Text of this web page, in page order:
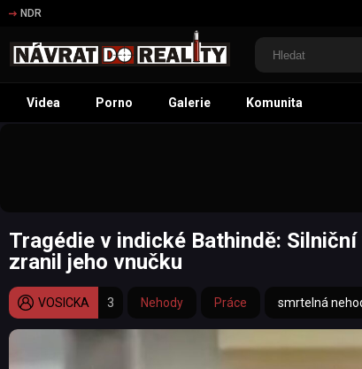
NDR
Videa Porno Galerie Komunita
Tragédie v indické Bathindě:
zranil jeho vnučku
VOSICKA 3 Nehody Práce smrtelná